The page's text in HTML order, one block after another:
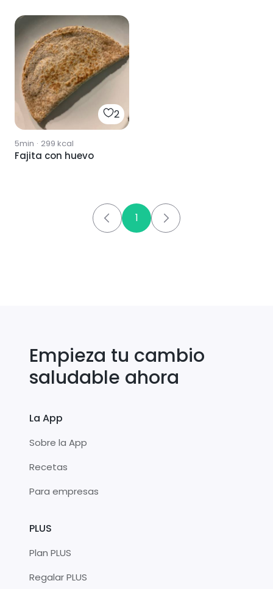
2
5min · 299 kcal
Fajita con huevo
1
Empieza tu cambio
saludable ahora
La App
Sobre la App
Recetas
Para empresas
PLUS
Plan PLUS
Regalar PLUS